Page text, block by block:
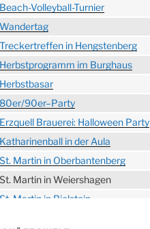
Volleyball-Turnier
in Hengstenberg
im Burghaus
90er–Party
Brauerei: Halloween Party
in der Aula
Martin in Oberbantenberg
Martin in Weiershagen
Martin in Bielstein